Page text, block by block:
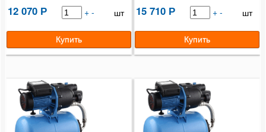
Сантехнические аксессуары
Инсталляционные системы и принадлежности
Расходные материалы
12 070 Р + - шт 15 710 Р + - шт